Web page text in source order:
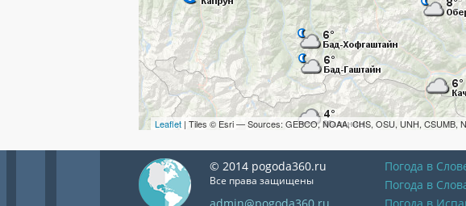
Leaflet | Tiles © Esri — Sources: GEBCO, NOAA, CHS, OSU, UNH, CSUMB,
© 2014 pogoda360.ru
Все права защищены
Погода в
Погода в